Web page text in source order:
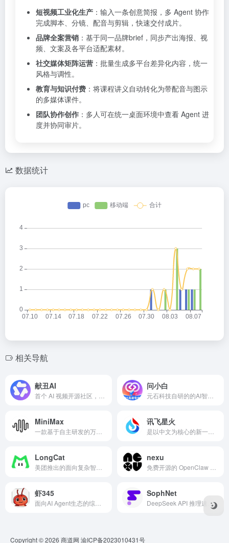
短视频工业化生产 ：输入一条创意简报，多 Agent 协作
完成脚本、分镜、配音与剪辑，快速交付成片。
品牌全案营销 ：基于同一品牌brief，同步产出海报、视
频、文案及各平台适配素材。
社交媒体矩阵运营 ：批量生成多平台差异化内容，统一
风格与调性。
教育与知识付费 ：将课程讲义自动转化为带配音与图示
的多媒体课件。
团队协作创作 ：多人可在统一桌面环境中查看 Agent 进
度并协同审片。
数据统计
相关导航
献丑AI 问小白
MiniMax 讯飞星火
LongCat nexu
虾345 SophNet
DeepSeek API 推理速度最快的平台，没有之一
Copyright © 2026 商道网 渝ICP备2023010431号